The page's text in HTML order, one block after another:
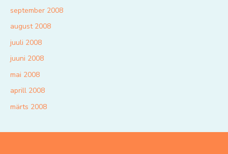
september 2008
august 2008
juuli 2008
juuni 2008
mai 2008
aprill 2008
märts 2008